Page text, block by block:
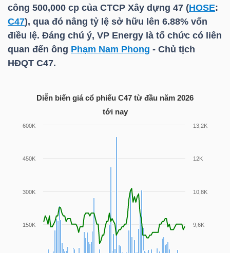
công 500,000 cp của CTCP Xây dựng 47 (HOSE:
C47), qua đó nâng tỷ lệ sở hữu lên 6.88% vốn
điều lệ. Đáng chú ý, VP Energy là tổ chức có liên
quan đến ông Phạm Nam Phong - Chủ tịch
HĐQT C47.
Diễn biến giá cổ phiếu C47 từ đầu năm 2026
tới nay
BẤT
ĐỘNG
SẢN
HÓA